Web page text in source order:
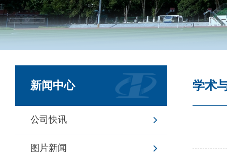
新闻中心
公司快讯
图片新闻
学术